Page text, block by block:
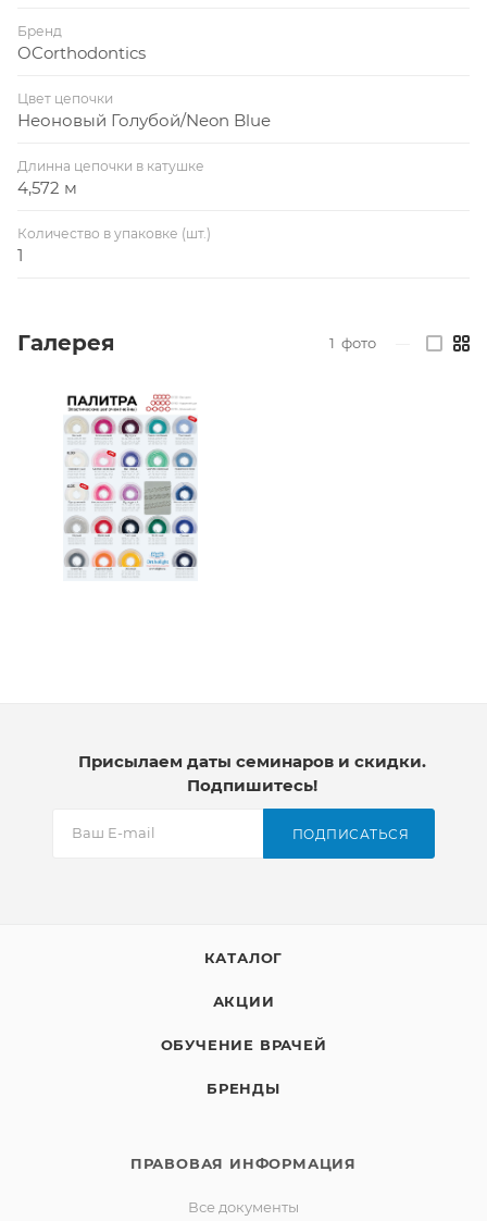
Бренд
OCorthodontics
Цвет цепочки
Неоновый Голубой/Neon Blue
Длинна цепочки в катушке
4,572 м
Количество в упаковке (шт.)
1
Галерея 1 фото
Присылаем даты семинаров и скидки.
Подпишитесь!
ПОДПИСАТЬСЯ
КАТАЛОГ
АКЦИИ
ОБУЧЕНИЕ ВРАЧЕЙ
БРЕНДЫ
ПРАВОВАЯ ИНФОРМАЦИЯ
Все документы